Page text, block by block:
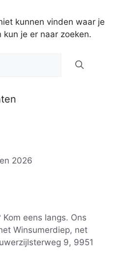
kunnen vinden waar je
kun je er naar zoeken.
2026
eens langs. Ons
Winsumerdiep, net
9, 9951